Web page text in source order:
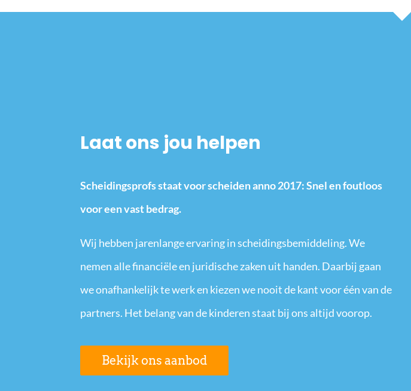
Laat ons jou helpen
Scheidingsprofs staat voor scheiden anno 2017: Snel en foutloos
voor een vast bedrag.
Wij hebben jarenlange ervaring in scheidingsbemiddeling. We
nemen alle financiële en juridische zaken uit handen. Daarbij gaan
we onafhankelijk te werk en kiezen we nooit de kant voor één van de
partners. Het belang van de kinderen staat bij ons altijd voorop.
Bekijk ons aanbod